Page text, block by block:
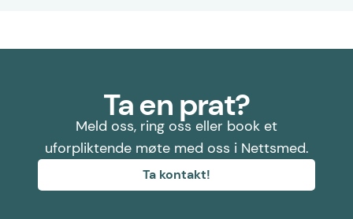
Ta en prat?
Meld oss, ring oss eller book et
uforpliktende møte med oss i Nettsmed.
Ta kontakt!